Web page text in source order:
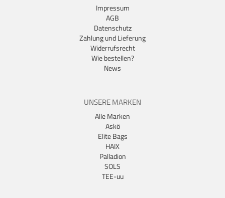
Impressum
AGB
Datenschutz
Zahlung und Lieferung
Widerrufsrecht
Wie bestellen?
News
UNSERE MARKEN
Alle Marken
Askö
Elite Bags
HAIX
Palladion
SOLS
TEE-uu